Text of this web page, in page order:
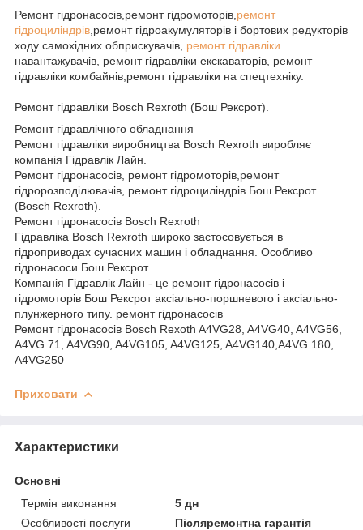
Ремонт гідронасосів,ремонт гідромоторів, ремонт
гідроциліндрів ,ремонт гідроакумуляторів і бортових редукторів
ходу самохідних обприскувачів, ремонт гідравліки
навантажувачів, ремонт гідравліки екскаваторів, ремонт
гідравліки комбайнів,ремонт гідравліки на спецтехніку.
Ремонт гідравліки Bosch Rexroth (Бош Рексрот).
Ремонт гідравлічного обладнання
Ремонт гідравліки виробництва Bosch Rexroth виробляє
компанія Гідравлік Лайн.
Ремонт гідронасосів, ремонт гідромоторів,ремонт
гідророзподілювачів, ремонт гідроциліндрів Бош Рексрот
(Bosch Rexroth).
Ремонт гідронасосів Bosch Rexroth
Гідравліка Bosch Rexroth широко застосовується в
гідроприводах сучасних машин і обладнання. Особливо
гідронасоси Бош Рексрот.
Компанія Гідравлік Лайн - це ремонт гідронасосів і
гідромоторів Бош Рексрот аксіально-поршневого і аксіально-
плунжерного типу. ремонт гідронасосів
Ремонт гідронасосів Bosch Rexoth A4VG28, A4VG40, A4VG56,
A4VG 71, A4VG90, A4VG105, A4VG125, A4VG140,A4VG 180,
A4VG250
Приховати
Характеристики
Основні
Термін виконання
5 дн
Особливості послуги
Післяремонтна гарантія